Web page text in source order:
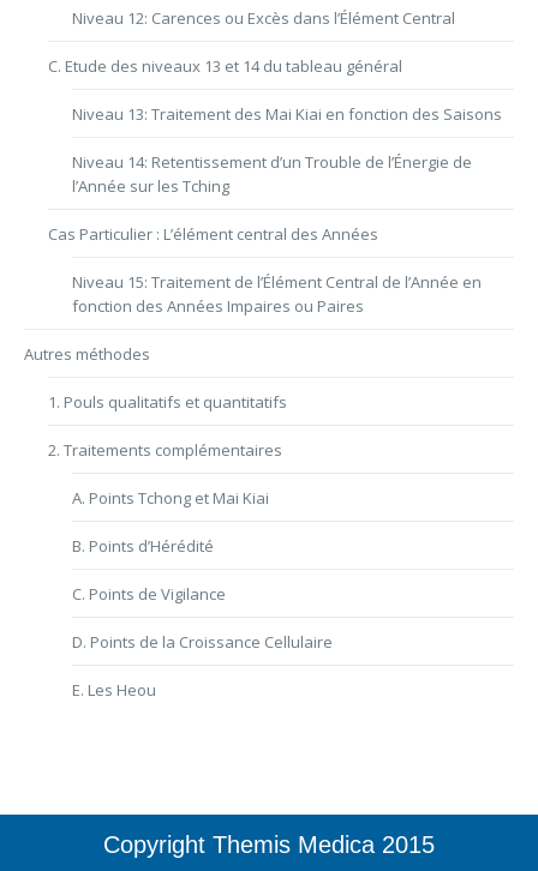
Niveau 12: Carences ou Excès dans l’Élément Central
C. Etude des niveaux 13 et 14 du tableau général
Niveau 13: Traitement des Mai Kiai en fonction des Saisons
Niveau 14: Retentissement d’un Trouble de l’Énergie de
l’Année sur les Tching
Cas Particulier : L’élément central des Années
Niveau 15: Traitement de l’Élément Central de l’Année en
fonction des Années Impaires ou Paires
Autres méthodes
1. Pouls qualitatifs et quantitatifs
2. Traitements complémentaires
A. Points Tchong et Mai Kiai
B. Points d’Hérédité
C. Points de Vigilance
D. Points de la Croissance Cellulaire
E. Les Heou
Copyright Themis Medica 2015